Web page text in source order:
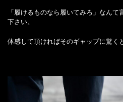
「履けるものなら履いてみろ」なん
下さい。
体感して頂ければそのギャップに驚く